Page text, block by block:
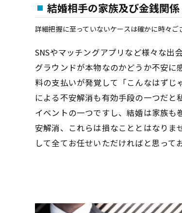
結婚相手の家族及び金銭関係
詳細把握に至っていないケースは確かに時々ご
SNSやマッチングアプリなど様々な出
グラウンドが本物なのかどうか不安
料の支払いが発覚して「こんなはずじ
による不安解消も有効手段の一つだと
イベントの一つですし、結婚は家族
安解消、これらは損なこととはなり
して全てお任せいただければと思って